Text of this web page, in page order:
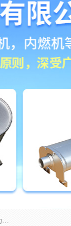
消音器主要用于降低机械设备或枪械等产生的噪声。它通过阻尼或增加排气面积来降低排气速度和功率，从而降低噪声。常见的消音器类型包括阻性消声器、抗性消声器、共振消声器以及阻抗复合式消声器等。这些消音器各有特点，适用于不同频率的噪声消除。